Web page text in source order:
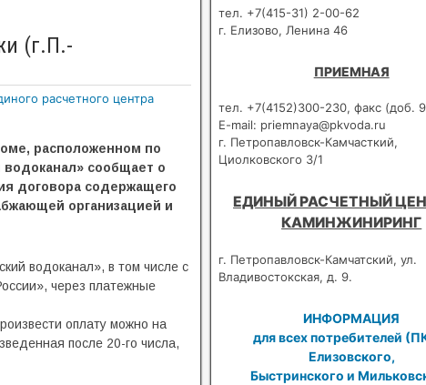
(г.П.-
расчетного центра
расположенном по
водоканал» сообщает о
договора содержащего
организацией и
водоканал», в том числе с
через платежные
оплату можно на
после 20-го числа,
тел. +7(415-31) 2-00-62
г. Елизово, Ленина 46
ПРИЕМНАЯ
тел. +7(4152)300-230, факс (доб.
E-mail: priemnaya@pkvoda.ru
г. Петропавловск-Камчасткий,
Циолковского 3/1
ЕДИНЫЙ РАСЧЕТНЫЙ
КАМИНЖИНИРИНГ
г. Петропавловск-Камчатский, ул.
Владивостокская, д. 9.
ИНФОРМАЦИЯ
для всех потребителей
Елизовского,
Быстринского и